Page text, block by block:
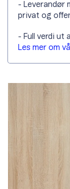
- Leverandør
privat og
- Full verdi ut
Les mer om